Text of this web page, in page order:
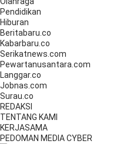
Pendidikan
Hiburan
Beritabaru.co
Kabarbaru.co
Serikatnews.com
Pewartanusantara.com
Langgar.co
Jobnas.com
Surau.co
REDAKSI
TENTANG KAMI
KERJASAMA
PEDOMAN MEDIA CYBER